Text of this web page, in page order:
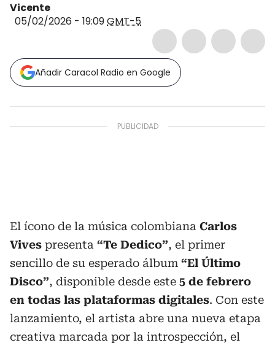
Vicente
05/02/2026 - 19:09GMT-5
Añadir Caracol Radio en Google
El ícono de la música colombiana Carlos
Vives presenta “Te Dedico”, el primer
sencillo de su esperado álbum “El Último
Disco”, disponible desde este 5 de febrero
en todas las plataformas digitales. Con este
lanzamiento, el artista abre una nueva etapa
creativa marcada por la introspección, el